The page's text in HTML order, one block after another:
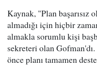
Kaynak, "Plan başarısız
almadığı için hiçbir
almakla sorumlu kişi
sekreteri olan
önce planı tamamen